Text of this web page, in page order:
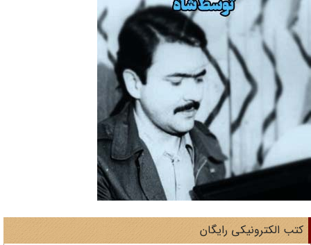
الکترونیکی رایگان